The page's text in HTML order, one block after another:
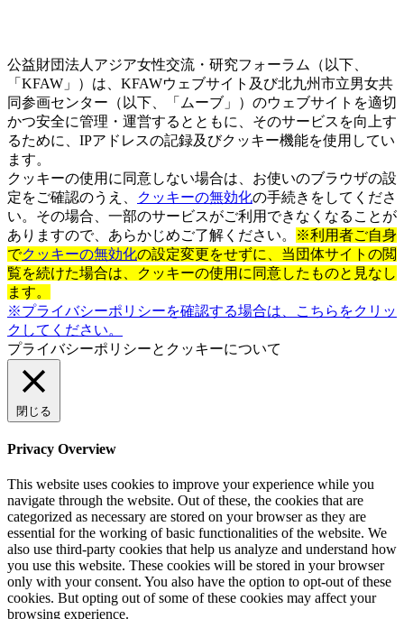
公益財団法人アジア女性交流・研究フォーラム（以下、
「KFAW」）は、KFAWウェブサイト及び北九州市立男女共
同参画センター（以下、「ムーブ」）のウェブサイトを適切
かつ安全に管理・運営するとともに、そのサービスを向上す
るために、IPアドレスの記録及びクッキー機能を使用してい
ます。
クッキーの使用に同意しない場合は、お使いのブラウザの設
定をご確認のうえ、
クッキーの無効化の手続きをしてくださ
い。その場合、一部のサービスがご利用できなくなることが
ありますので、あらかじめご了解ください。
※利用者ご自身
でクッキーの無効化の設定変更をせずに、当団体サイトの閲
覧を続けた場合は、クッキーの使用に同意したものと見なし
ます。
※プライバシーポリシーを確認する場合は、こちらをクリッ
クしてください。
プライバシーポリシーとクッキーについて
閉じる
Privacy Overview
This website uses cookies to improve your experience while you
navigate through the website. Out of these, the cookies that are
categorized as necessary are stored on your browser as they are
essential for the working of basic functionalities of the website. We
also use third-party cookies that help us analyze and understand how
you use this website. These cookies will be stored in your browser
only with your consent. You also have the option to opt-out of these
cookies. But opting out of some of these cookies may affect your
browsing experience.